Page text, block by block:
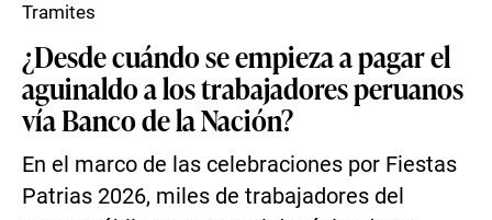
¿Desde cuándo se empieza a pagar el
aguinaldo a los trabajadores peruanos
vía Banco de la Nación?
En el marco de las celebraciones por Fiestas
Patrias 2026, miles de trabajadores del
Tramites